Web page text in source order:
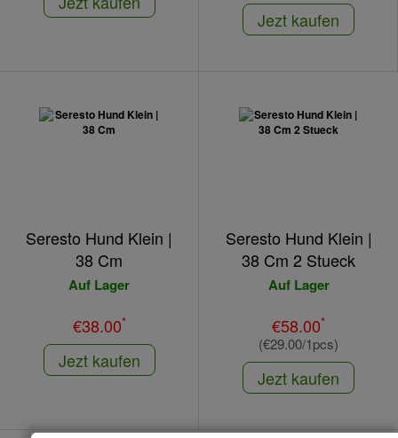
Jezt kaufen
Seresto Hund Klein |
38 Cm
Auf Lager
€38.00*
Jezt kaufen
Seresto Hund Klein |
38 Cm 2 Stueck
Auf Lager
€58.00*
(€29.00/1pcs)
Jezt kaufen